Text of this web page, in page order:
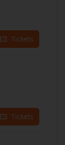
Tickets
Tickets